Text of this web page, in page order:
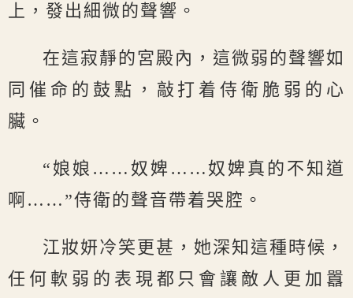
上，發出細微的聲響。
在這寂靜的宮殿內，這微弱的聲響如
同催命的鼓點，敲打着侍衛脆弱的心
臟。
“娘娘……奴婢……奴婢真的不知道
啊……”侍衛的聲音帶着哭腔。
江妝妍冷笑更甚，她深知這種時候，
任何軟弱的表現都只會讓敵人更加囂